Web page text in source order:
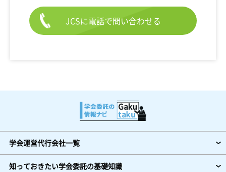
JCSに電話で問い合わせる
学会運営代行会社一覧
知っておきたい学会委託の基礎知識